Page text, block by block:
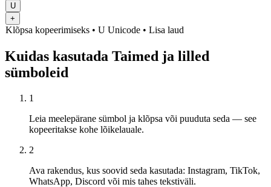
U
+
Klõpsa kopeerimiseks • U Unicode • Lisa laud
Kuidas kasutada Taimed ja lilled
sümboleid
1
Leia meelepärane sümbol ja klõpsa või puuduta seda — see
kopeeritakse kohe lõikelauale.
2
Ava rakendus, kus soovid seda kasutada: Instagram, TikTok,
WhatsApp, Discord või mis tahes tekstiväli.